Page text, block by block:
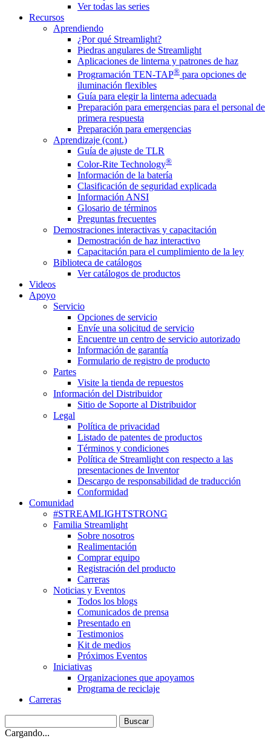
Ver todas las series
Recursos
Aprendiendo
¿Por qué Streamlight?
Piedras angulares de Streamlight
Aplicaciones de linterna y patrones de haz
Programación TEN-TAP® para opciones de
iluminación flexibles
Guía para elegir la linterna adecuada
Preparación para emergencias para el personal de
primera respuesta
Preparación para emergencias
Aprendizaje (cont.)
Guía de ajuste de TLR
Color-Rite Technology®
Información de la batería
Clasificación de seguridad explicada
Información ANSI
Glosario de términos
Preguntas frecuentes
Demostraciones interactivas y capacitación
Demostración de haz interactivo
Capacitación para el cumplimiento de la ley
Biblioteca de catálogos
Ver catálogos de productos
Videos
Apoyo
Servicio
Opciones de servicio
Envíe una solicitud de servicio
Encuentre un centro de servicio autorizado
Información de garantía
Formulario de registro de producto
Partes
Visite la tienda de repuestos
Información del Distribuidor
Sitio de Soporte al Distribuidor
Legal
Política de privacidad
Listado de patentes de productos
Términos y condiciones
Política de Streamlight con respecto a las
presentaciones de Inventor
Descargo de responsabilidad de traducción
Conformidad
Comunidad
#STREAMLIGHTSTRONG
Familia Streamlight
Sobre nosotros
Realimentación
Comprar equipo
Registración del producto
Carreras
Noticias y Eventos
Todos los blogs
Comunicados de prensa
Presentado en
Testimonios
Kit de medios
Próximos Eventos
Iniciativas
Organizaciones que apoyamos
Programa de reciclaje
Carreras
Cargando...